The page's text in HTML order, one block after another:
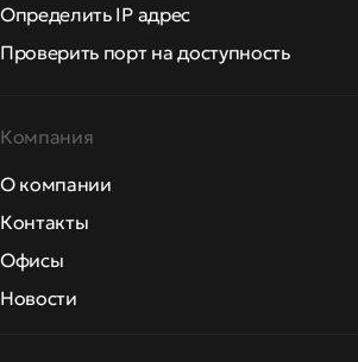
Определить IP адрес
Проверить порт на доступность
Компания
О компании
Контакты
Офисы
Новости